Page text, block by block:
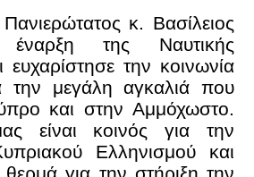
κ. Βασίλειος
της Ναυτικής
την κοινωνία
την μεγάλη αγκαλιά που
και στην Αμμόχωστο.
είναι κοινός για την
Ελληνισμού και
για την στήριξη την